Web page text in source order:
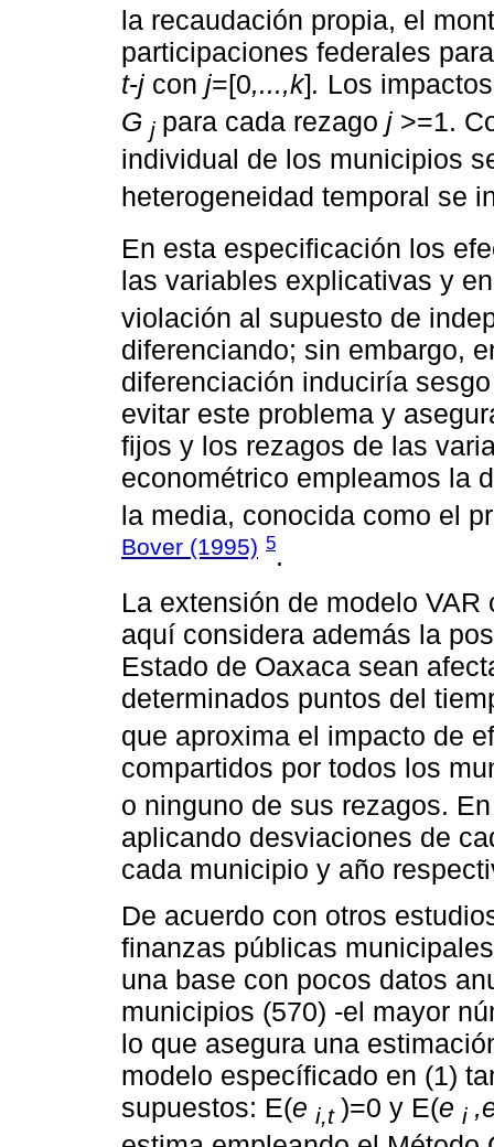
la recaudación propia, el
participaciones federales
t-j con j=[0,...,k]. Los
G j para cada rezago j >=1.
individual de los municipios
heterogeneidad temporal se
En esta especificación los
las variables explicativas y
violación al supuesto de
diferenciando; sin embargo,
diferenciación induciría
evitar este problema y
fijos y los rezagos de las
econométrico empleamos la
la media, conocida como el
Bover (1995) 5.
La extensión de modelo
aquí considera además la
Estado de Oaxaca sean
determinados puntos del
que aproxima el impacto de
compartidos por todos los
o ninguno de sus rezagos.
aplicando desviaciones de
cada municipio y año
De acuerdo con otros
finanzas públicas
una base con pocos datos
municipios (570) -el mayor
lo que asegura una
modelo específicado en (1)
supuestos: E(e i,t )=0 y E(e i